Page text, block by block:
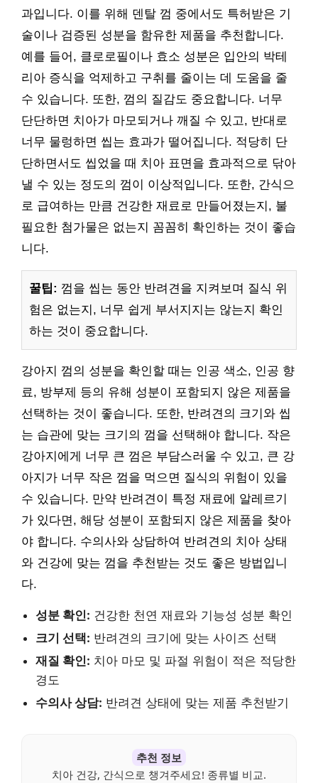
과입니다. 이를 위해 덴탈 껌 중에서도 특허받은 기
술이나 검증된 성분을 함유한 제품을 추천합니다.
예를 들어, 클로로필이나 효소 성분은 입안의 박테
리아 증식을 억제하고 구취를 줄이는 데 도움을 줄
수 있습니다. 또한, 껌의 질감도 중요합니다. 너무
단단하면 치아가 마모되거나 깨질 수 있고, 반대로
너무 물렁하면 씹는 효과가 떨어집니다. 적당히 단
단하면서도 씹었을 때 치아 표면을 효과적으로 닦아
낼 수 있는 정도의 껌이 이상적입니다. 또한, 간식으
로 급여하는 만큼 건강한 재료로 만들어졌는지, 불
필요한 첨가물은 없는지 꼼꼼히 확인하는 것이 좋습
니다.
꿀팁: 껌을 씹는 동안 반려견을 지켜보며 질식 위
험은 없는지, 너무 쉽게 부서지지는 않는지 확인
하는 것이 중요합니다.
강아지 껌의 성분을 확인할 때는 인공 색소, 인공 향
료, 방부제 등의 유해 성분이 포함되지 않은 제품을
선택하는 것이 좋습니다. 또한, 반려견의 크기와 씹
는 습관에 맞는 크기의 껌을 선택해야 합니다. 작은
강아지에게 너무 큰 껌은 부담스러울 수 있고, 큰 강
아지가 너무 작은 껌을 먹으면 질식의 위험이 있을
수 있습니다. 만약 반려견이 특정 재료에 알레르기
가 있다면, 해당 성분이 포함되지 않은 제품을 찾아
야 합니다. 수의사와 상담하여 반려견의 치아 상태
와 건강에 맞는 껌을 추천받는 것도 좋은 방법입니
다.
성분 확인: 건강한 천연 재료와 기능성 성분 확인
크기 선택: 반려견의 크기에 맞는 사이즈 선택
재질 확인: 치아 마모 및 파절 위험이 적은 적당한
경도
수의사 상담: 반려견 상태에 맞는 제품 추천받기
추천 정보
치아 건강, 간식으로 챙겨주세요! 종류별 비교.